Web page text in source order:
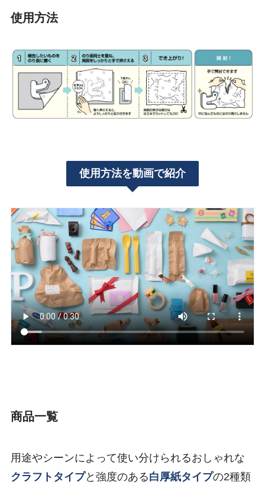
使用方法
使用方法を動画で紹介
商品一覧
用途やシーンによって使い分けられるおしゃれな
クラフトタイプと強度のある白厚紙タイプの2種類